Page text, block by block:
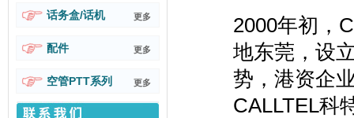
话务盒/话机 更多
配件 更多
空管PTT系列 更多
2000年初，
地东莞，设
势，港资企
CALLTEL科